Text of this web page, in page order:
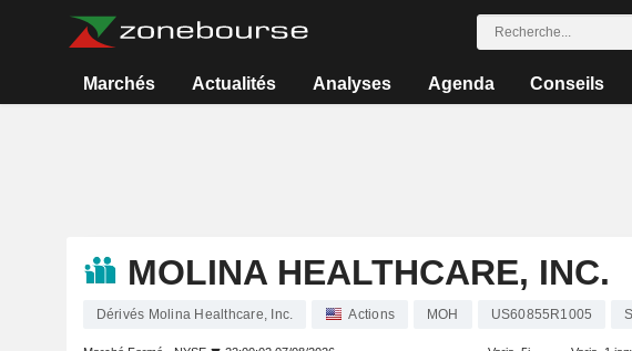
Marchés Actualités Analyses Agenda Conseils
MOLINA HEALTHCARE, INC.
Dérivés Molina Healthcare, Inc. Actions MOH US60855R1005